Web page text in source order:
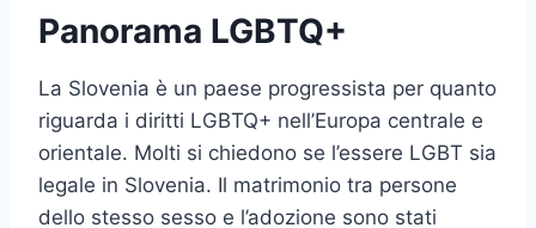
Panorama LGBTQ+
La Slovenia è un paese progressista per quanto
riguarda i diritti LGBTQ+ nell’Europa centrale e
orientale. Molti si chiedono se l’essere LGBT sia
legale in Slovenia. Il matrimonio tra persone
dello stesso sesso e l’adozione sono stati